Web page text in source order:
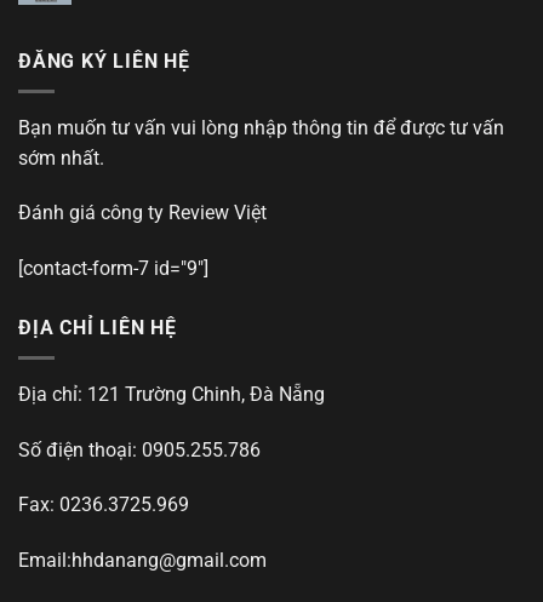
ĐĂNG KÝ LIÊN HỆ
Bạn muốn tư vấn vui lòng nhập thông tin để được tư vấn
sớm nhất.
Đánh giá công ty Review Việt
[contact-form-7 id="9"]
ĐỊA CHỈ LIÊN HỆ
Địa chỉ: 121 Trường Chinh, Đà Nẵng
Số điện thoại: 0905.255.786
Fax: 0236.3725.969
Email:hhdanang@gmail.com